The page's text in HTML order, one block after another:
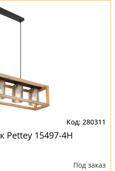
280311
Pettey 15497-4H
Под заказ